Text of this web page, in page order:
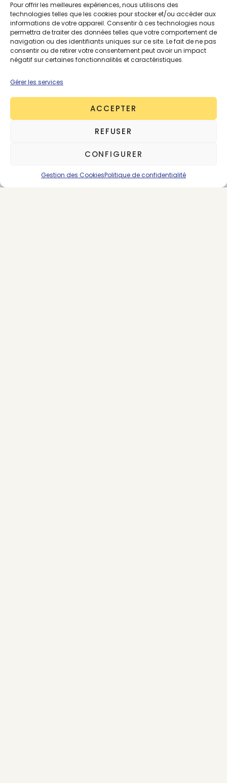
Pour offrir les meilleures expériences, nous utilisons des
technologies telles que les cookies pour stocker et/ou accéder aux
informations de votre appareil. Consentir à ces technologies nous
permettra de traiter des données telles que votre comportement de
navigation ou des identifiants uniques sur ce site. Le fait de ne pas
consentir ou de retirer votre consentement peut avoir un impact
négatif sur certaines fonctionnalités et caractéristiques.
Gérer les services
ACCEPTER
REFUSER
CONFIGURER
Gestion des CookiesPolitique de confidentialité
*Abonnement renouvelable par tacite
reconduction
SE CONNECTER